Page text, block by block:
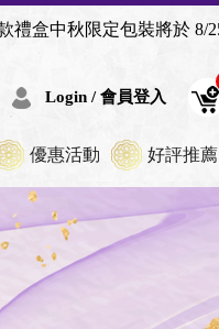
包裝將於 8/25 起陸續出
Login / 會員登入
優惠活動 好評推薦